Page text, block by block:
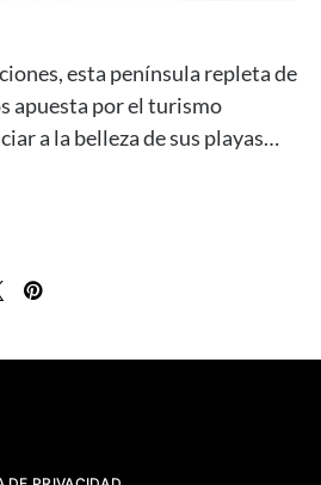
esta península repleta de
apuesta por el turismo
a la belleza de sus playas…